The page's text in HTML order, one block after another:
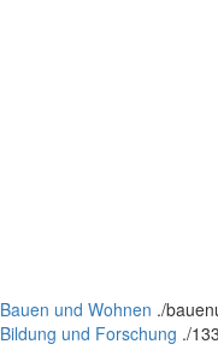
Bauen und Wohnen ./
Bildung und Forschung ./